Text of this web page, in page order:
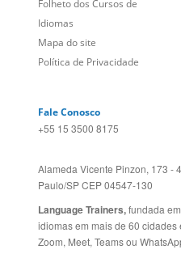
Mapa do site
Política de Privacidade
Alameda Vicente Pinzon, 173 -
Language Trainers,fundada em
idiomas em mais de 60 cidades